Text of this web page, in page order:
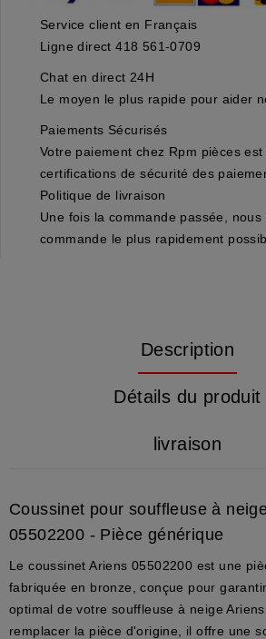
Service client en Français
Ligne direct 418 561-0709
Chat en direct 24H
Le moyen le plus rapide pour aider
Paiements Sécurisés
Votre paiement chez Rpm pièces
certifications de sécurité des
Politique de livraison
Une fois la commande passée,
commande le plus rapidement
Description
Détails du produit
livraison
Coussinet pour souffleuse à
05502200 - Pièce générique
Lecoussinet Ariens 05502200 est une
fabriquée en bronze
, conçue pour
optimal de votre souffleuse à neige
remplacer la pièce d'origine, il offre une